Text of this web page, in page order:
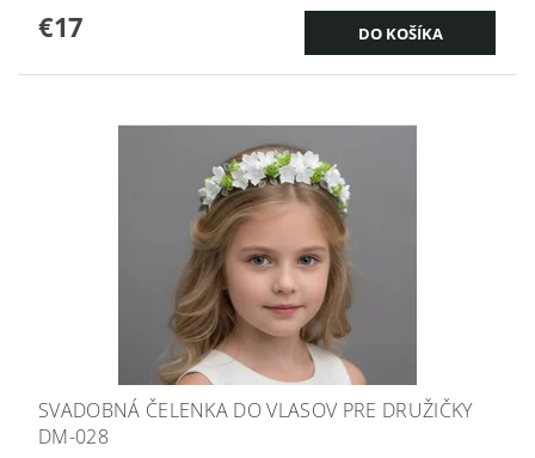
€17
SVADOBNÁ ČELENKA DO VLASOV PRE DRUŽIČKY
DM-028